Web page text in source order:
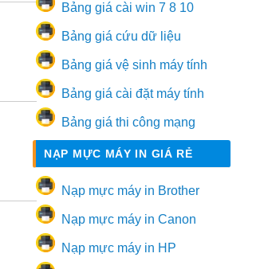
Bảng giá cài win 7 8 10
Bảng giá cứu dữ liệu
Bảng giá vệ sinh máy tính
Bảng giá cài đặt máy tính
Bảng giá thi công mạng
NẠP MỰC MÁY IN GIÁ RẺ
Nạp mực máy in Brother
Nạp mực máy in Canon
Nạp mực máy in HP